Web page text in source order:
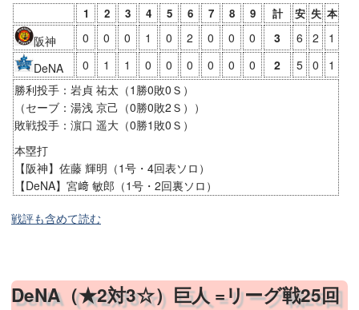
1 2 3 4 5 6 7 8 9 計 安 失 本
阪神 0 0 0 1 0 2 0 0 0 3 6 2
1
DeNA
0 1 1 0 0 0 0 0 0 2 5 0
1
勝利投手：岩貞 祐太（1勝0敗0Ｓ）
（セーブ：湯浅 京己（0勝0敗2Ｓ））
敗戦投手：濵口 遥大（0勝1敗0Ｓ）
本塁打
【阪神】佐藤 輝明（1号・4回表ソロ）
【DeNA】宮﨑 敏郎（1号・2回裏ソロ）
戦評も含めて読む
DeNA（★2対3☆）巨人 =リーグ戦25回